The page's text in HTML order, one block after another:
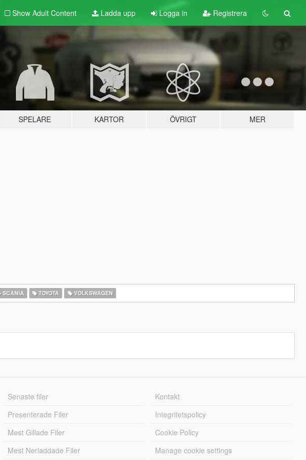
Show Adult Content Ladda upp Logga in Registrera
SPELARE KARTOR ÖVRIGT MER
SCANIA TOYOTA VOLKSWAGEN
Senaste filer
Presenterade Filer
Mest Gillade Filer
Mest Nerladdade Filer
Kontakt
Integritetspolicy
Cookie Policy
Manage cookie settings